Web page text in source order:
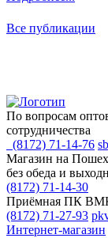
Все публикации
По вопросам
сотрудничества
(8172) 71-14-76
Магазин на
без обеда и
(8172) 71-14-30
Приёмная ПК
(8172) 71-27-93
Интернет-магазин